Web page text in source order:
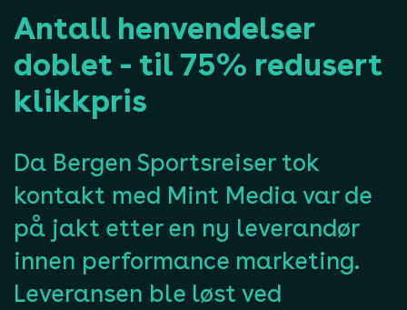
Antall henvendelser
doblet - til 75% redusert
klikkpris
Da Bergen Sportsreiser tok
kontakt med Mint Media var de
på jakt etter en ny leverandør
innen performance marketing.
Leveransen ble løst ved